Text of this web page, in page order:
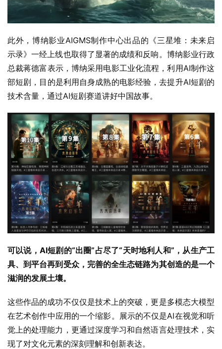
此外，博纳影业AIGMS制作中心出品的《三星堆：未来启
示录》一经上线也取得了显著的成绩和反响。博纳影业行政
总裁蒋德富表示，博纳采用电影工业化流程，利用AI制作这
部短剧，目的是利用自身成熟的电影经验，去提升AI短剧的
技术含量，通过AI短剧赛道讲好中国故事。
可以说，AI短剧的“出圈”占尽了“天时地利人和”，从生产工
具、到平台再到受众，完善的全生态链路为其创造的是一个
滋润的发展土壤。
这些作品的成功不仅仅是技术上的突破，更是多模态大模型
在艺术创作中应用的一个缩影。展示的不仅是AI在视觉和听
觉上的处理能力，更通过深度学习和自然语言处理技术，实
现了对文化元素的深刻理解和创新表达。